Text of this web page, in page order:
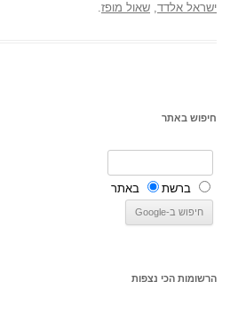
ישראל אלדד, שאול מופז.
חיפוש באתר
ברשת באתר
הרשומות הכי נצפות